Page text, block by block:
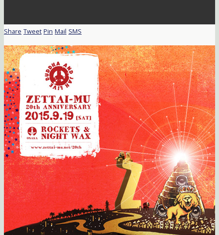
Share Tweet Pin Mail SMS